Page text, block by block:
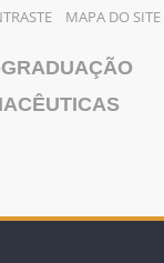
MAPA DO SITE